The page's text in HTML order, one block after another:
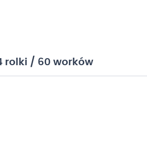
rolki / 60 worków